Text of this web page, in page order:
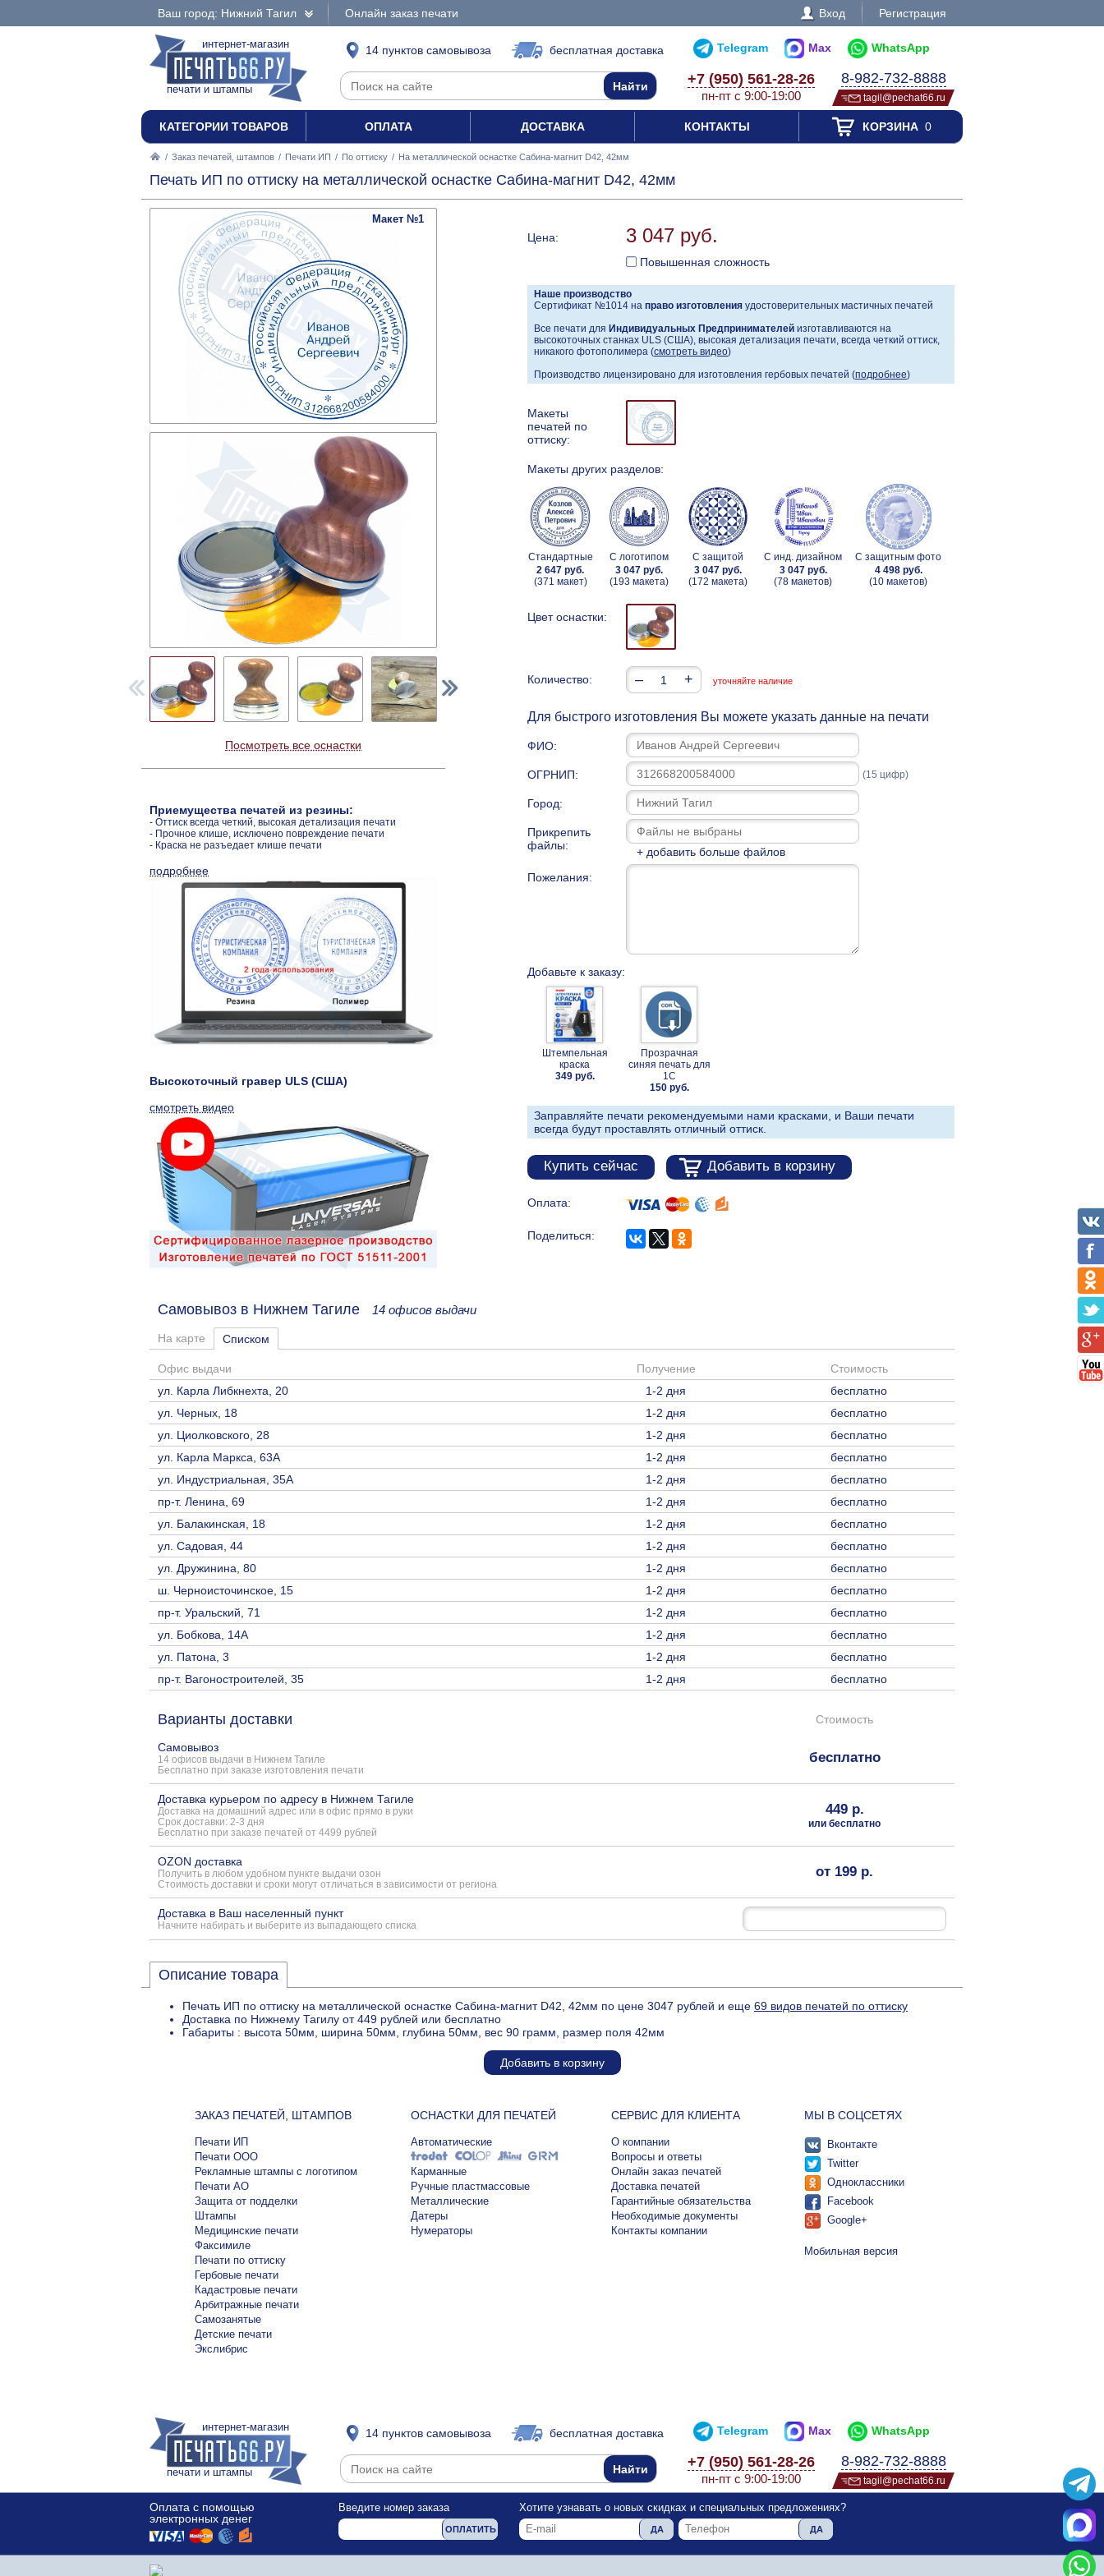
Ваш город: Нижний Тагил Онлайн заказ печати Вход Регистрация
интернет-магазин
печати и штампы
14 пунктов самовывоза бесплатная доставка Telegram Max WhatsApp
+7 (950) 561-28-26
пн-пт с 9:00-19:00
8-982-732-8888
tagil@pechat66.ru
КАТЕГОРИИ ТОВАРОВ ОПЛАТА ДОСТАВКА КОНТАКТЫ КОРЗИНА0
/ Заказ печатей, штампов / Печати ИП / По оттиску / На металлической оснастке Сабина-магнит D42, 42мм
Печать ИП по оттиску на металлической оснастке Сабина-магнит D42, 42мм
Цена: 3 047 руб.
Повышенная сложность
Наше производство
Сертификат №1014 на право изготовления удостоверительных мастичных печатей
Все печати для Индивидуальных Предпринимателей изготавливаются на
высокоточных станках ULS (США), высокая детализация печати, всегда четкий оттиск,
никакого фотополимера (смотреть видео)
Производство лицензировано для изготовления гербовых печатей (подробнее)
Макеты
печатей по
оттиску:
Макеты других разделов:
Стандартные
2 647 руб.
(371 макет)
С логотипом
3 047 руб.
(193 макета)
С защитой
3 047 руб.
(172 макета)
С инд. дизайном
3 047 руб.
(78 макетов)
С защитным фото
4 498 руб.
(10 макетов)
Цвет оснастки:
Количество: – + уточняйте наличие
Для быстрого изготовления Вы можете указать данные на печати
ФИО:
ОГРНИП: (15 цифр)
Город:
Прикрепить
файлы:
+ добавить больше файлов
Пожелания:
Добавьте к заказу:
Штемпельная
краска
349 руб.
Прозрачная
синяя печать для
1С
150 руб.
Заправляйте печати рекомендуемыми нами красками, и Ваши печати
всегда будут проставлять отличный оттиск.
Купить сейчас Добавить в корзину
Оплата:
Поделиться:
Макет №1
Посмотреть все оснастки
Приемущества печатей из резины:
- Оттиск всегда четкий, высокая детализация печати
- Прочное клише, исключено повреждение печати
- Краска не разъедает клише печати
подробнее
Высокоточный гравер ULS (США)
смотреть видео
Самовывоз в Нижнем Тагиле 14 офисов выдачи
На карте Списком
Офис выдачи Получение
Стоимость
ул. Карла Либкнехта, 20
1-2 дня
бесплатно
ул. Черных, 18
1-2 дня
бесплатно
ул. Циолковского, 28
1-2 дня
бесплатно
ул. Карла Маркса, 63А
1-2 дня
бесплатно
ул. Индустриальная, 35А
1-2 дня
бесплатно
пр-т. Ленина, 69
1-2 дня
бесплатно
ул. Балакинская, 18
1-2 дня
бесплатно
ул. Садовая, 44
1-2 дня
бесплатно
ул. Дружинина, 80
1-2 дня
бесплатно
ш. Черноисточинское, 15
1-2 дня
бесплатно
пр-т. Уральский, 71
1-2 дня
бесплатно
ул. Бобкова, 14А
1-2 дня
бесплатно
ул. Патона, 3
1-2 дня
бесплатно
пр-т. Вагоностроителей, 35
1-2 дня бесплатно
Варианты доставки Стоимость
Самовывоз
14 офисов выдачи в Нижнем Тагиле
Бесплатно при заказе изготовления печати
бесплатно
Доставка курьером по адресу в Нижнем Тагиле
Доставка на домашний адрес или в офис прямо в руки
Срок доставки: 2-3 дня
Бесплатно при заказе печатей от 4499 рублей
449 р.
или бесплатно
OZON доставка
Получить в любом удобном пункте выдачи озон
Стоимость доставки и сроки могут отличаться в зависимости от региона
от 199 р.
Доставка в Ваш населенный пункт
Начните набирать и выберите из выпадающего списка
Описание товара
Печать ИП по оттиску на металлической оснастке Сабина-магнит D42, 42мм по цене 3047 рублей и еще 69 видов печатей по оттиску
Доставка по Нижнему Тагилу от 449 рублей или бесплатно
Габариты : высота 50мм, ширина 50мм, глубина 50мм, вес 90 грамм, размер поля 42мм
Добавить в корзину
ЗАКАЗ ПЕЧАТЕЙ, ШТАМПОВ
Печати ИП
Печати ООО
Рекламные штампы с логотипом
Печати АО
Защита от подделки
Штампы
Медицинские печати
Факсимиле
Печати по оттиску
Гербовые печати
Кадастровые печати
Арбитражные печати
Самозанятые
Детские печати
Экслибрис
ОСНАСТКИ ДЛЯ ПЕЧАТЕЙ
Автоматические
Карманные
Ручные пластмассовые
Металлические
Датеры
Нумераторы
СЕРВИС ДЛЯ КЛИЕНТА
О компании
Вопросы и ответы
Онлайн заказ печатей
Доставка печатей
Гарантийные обязательства
Необходимые документы
Контакты компании
МЫ В СОЦСЕТЯХ
Вконтакте
Twitter
Одноклассники
Facebook
Google+
Мобильная версия
интернет-магазин
печати и штампы
14 пунктов самовывоза бесплатная доставка Telegram Max WhatsApp
+7 (950) 561-28-26
пн-пт с 9:00-19:00
8-982-732-8888
tagil@pechat66.ru
Оплата с помощью
электронных денег
Введите номер заказа Хотите узнавать о новых скидках и специальных предложениях?